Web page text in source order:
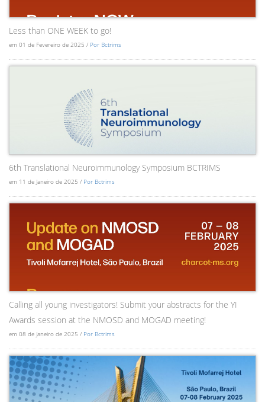
Less than ONE WEEK to go!
em 01 de Fevereiro de 2025 / Por Bctrims
6th Translational Neuroimmunology Symposium BCTRIMS
em 11 de Janeiro de 2025 / Por Bctrims
Calling all young investigators! Submit your abstracts for the YI
Awards session at the NMOSD and MOGAD meeting!
em 08 de Janeiro de 2025 / Por Bctrims